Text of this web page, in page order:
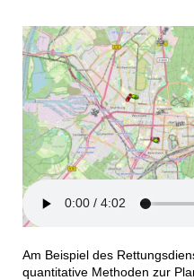
Am Beispiel des
quantitative Methoden zur